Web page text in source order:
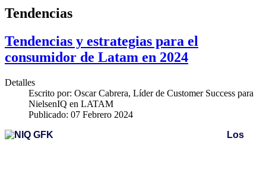
Tendencias
Tendencias y estrategias para el
consumidor de Latam en 2024
Detalles
Escrito por: Oscar Cabrera, Líder de Customer Success para
NielsenIQ en LATAM
Publicado: 07 Febrero 2024
Los